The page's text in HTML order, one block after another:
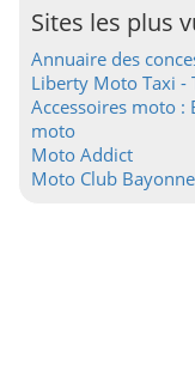
Sites les plus
Annuaire des
Liberty Moto Taxi -
Accessoires moto :
moto
Moto Addict
Moto Club